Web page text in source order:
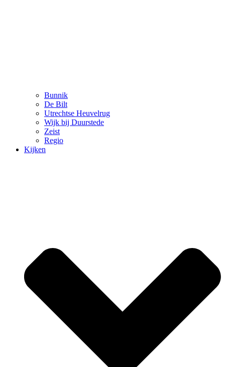
Bunnik
De Bilt
Utrechtse Heuvelrug
Wijk bij Duurstede
Zeist
Regio
Kijken